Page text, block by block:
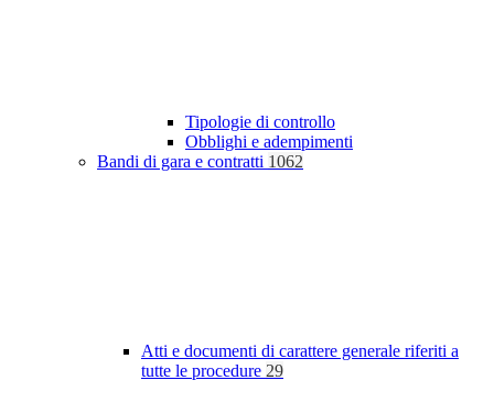
Tipologie di controllo
Obblighi e adempimenti
Bandi di gara e contratti 1062
Atti e documenti di carattere generale riferiti a
tutte le procedure 29